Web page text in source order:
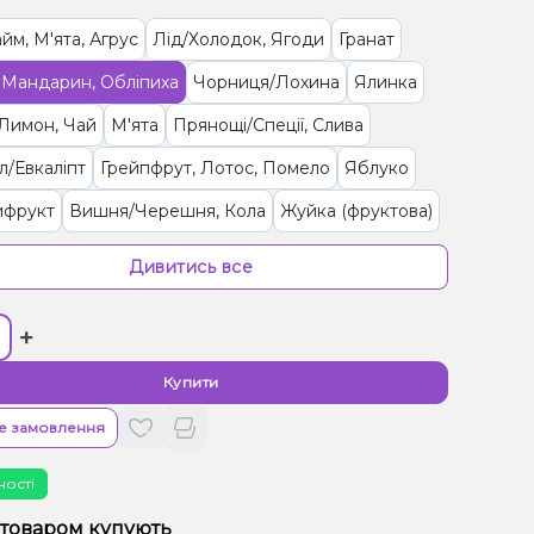
М'ята, Агрус Лід/Холодок, Ягоди
Гранат
Мандарин, Обліпиха
Чорниця/Лохина
Ялинка
Чай
М'ята
Прянощі/Спеції, Слива
Евкаліпт
Грейпфрут, Лотос, Помело
Яблуко
Вишня/Черешня, Кола
Жуйка (фруктова)
Прянощі/Спеції, Цитруси, Ягоди
Черешня, Журавлина
Ананас
Лайм, Лимонад, Огірок
(фруктова), Желейки
Цитруси
Черешня, Пиріг/Кондитерка
Льод/Холодок, Яблуко
Дивитись все
+
Купити
замовлення
купують